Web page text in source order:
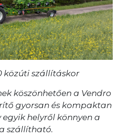
közúti szállításkor
köszönhetően a Vendro
gyorsan és kompaktan
egyik helyről könnyen a
szállítható.